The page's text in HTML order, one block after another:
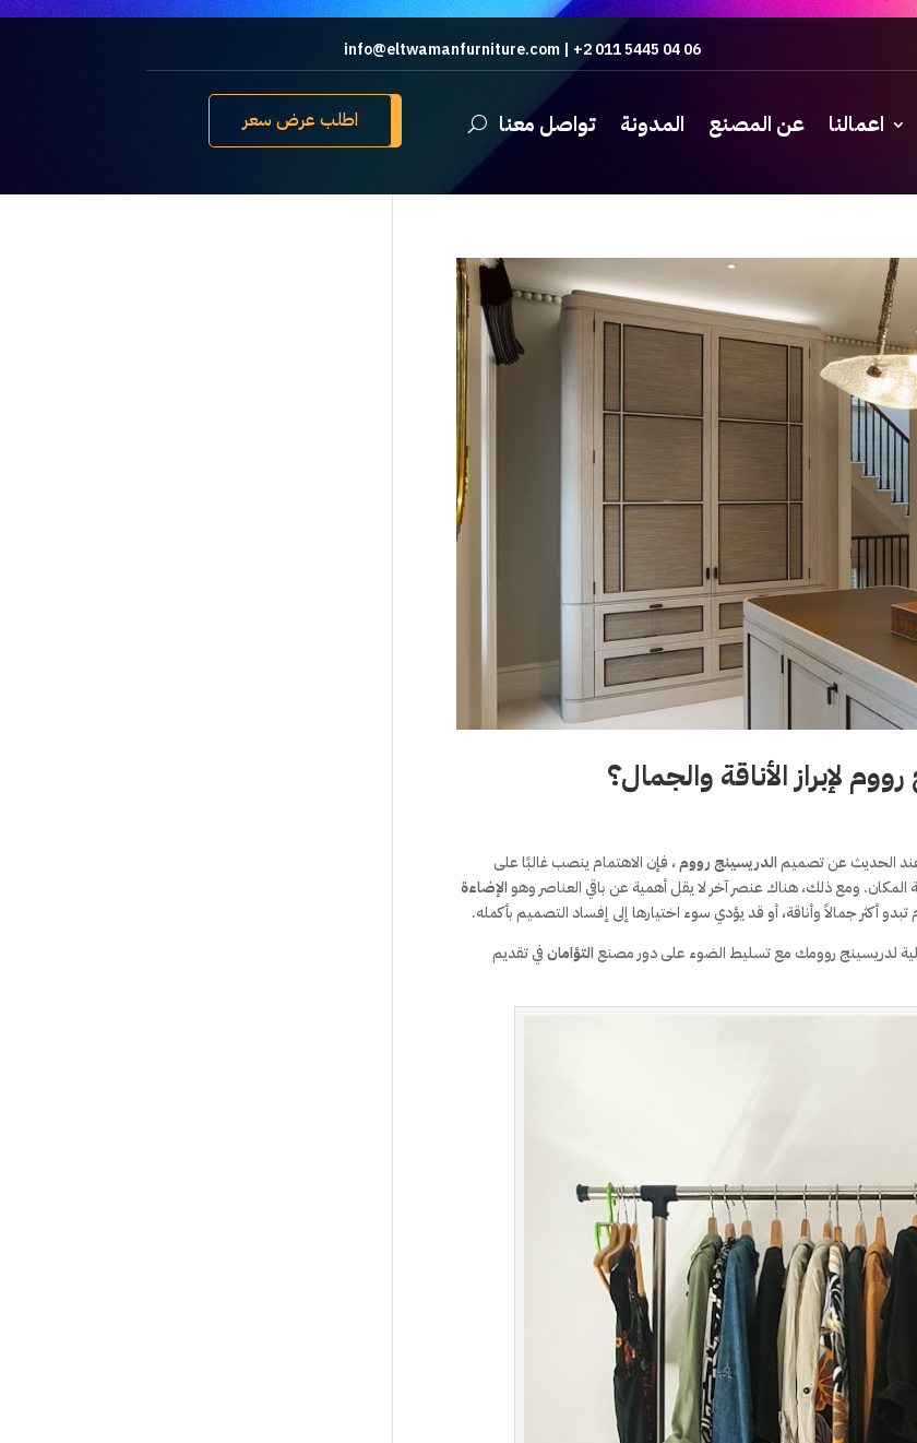
info@eltwamanfurniture.com | +2 011 5445 04 06
اطلب عرض سعر اعمالنا عن المصنع المدونة تواصل معنا
لإبراز الأناقة والجمال؟
الحديث عن تصميمالدريسينج رووم، فإن الاهتمام ينصب غالبًا على
المكان. ومع ذلك، هناك عنصر آخر لا يقل أهمية عن باقي العناصر وهو الإضاءة
أكثر جمالاً وأناقة، أو قد يؤدي سوء اختيارها إلى إفساد التصميم بأكمله.
لدريسينج روومك مع تسليط الضوء على دور مصنع التؤامانفي تقديم